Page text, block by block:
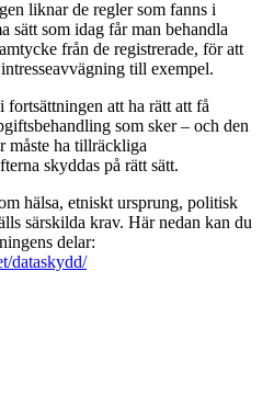
liknar de regler som fanns i
sätt som idag får man behandla
från de registrerade, för att
till exempel.
att ha rätt att få
som sker – och den
måste ha tillräckliga
skyddas på rätt sätt.
hälsa, etniskt ursprung, politisk
särskilda krav. Här nedan kan du
delar:
dataskydd/